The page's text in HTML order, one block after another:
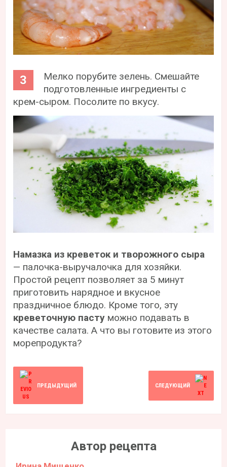
Мелко порубите зелень. Смешайте
подготовленные ингредиенты с
крем-сыром. Посолите по вкусу.
Намазка из креветок и творожного сыра
— палочка-выручалочка для хозяйки.
Простой рецепт позволяет за 5 минут
приготовить нарядное и вкусное
праздничное блюдо. Кроме того, эту
креветочную пасту можно подавать в
качестве салата. А что вы готовите из этого
морепродукта?
ПРЕДЫДУЩИЙ СЛЕДУЮЩИЙ
Автор рецепта